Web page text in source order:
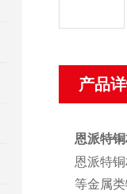
产品
恩派特
恩派特
等金属